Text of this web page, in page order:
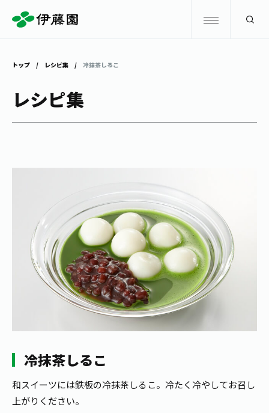
健康ミネラルむぎ茶
TULLY'S COFFEE
1日分の野菜
ブランドから探す
カテゴリーから探す
キーワードから探す
お茶を知る・楽しむ
お茶を知る・楽しむ
お茶を楽しむ
お茶のいれ方
動画ギャラリー
お茶百科キッズ
体験・イベント
体験・イベント
見学・体験
工場見学
食育・イベント
店舗・通販
店舗・通販
茶寮伊藤園
店舗検索
お客様相談室
企業情報 GLOBAL
トップ レシピ集 冷抹茶しるこ
レシピ集
冷抹茶しるこ
和スイーツには鉄板の冷抹茶しるこ。冷たく冷やしてお召し
上がりください。